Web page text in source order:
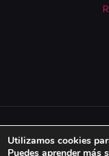
Reserved |
Utilizamos cookies
Puedes aprender